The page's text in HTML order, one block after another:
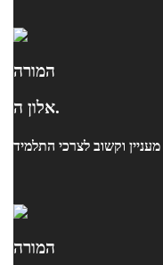
המורה
אלון ה.
המורה